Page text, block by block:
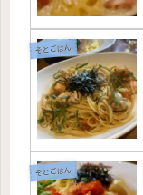
そとごはん
そとごはん